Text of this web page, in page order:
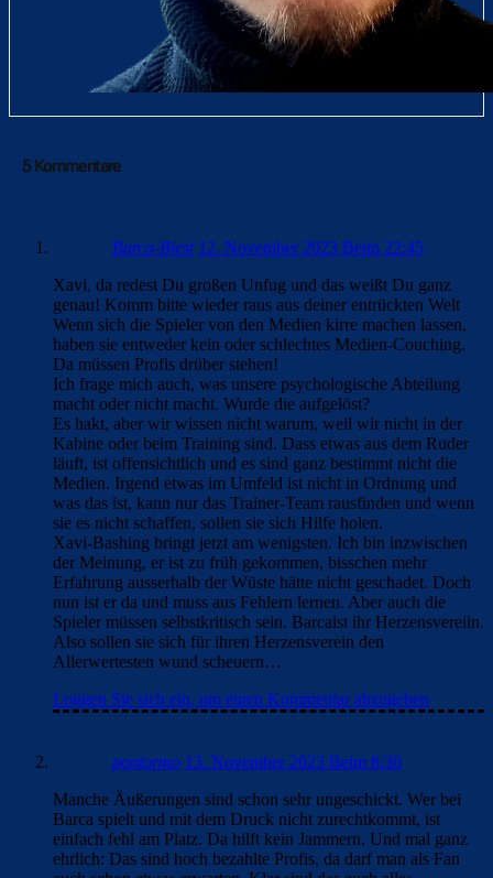
5 Kommentare
Barca-Biest 12. November 2023 Beim 22:45
Xavi, da redest Du großen Unfug und das weißt Du ganz
genau! Komm bitte wieder raus aus deiner entrückten Welt
Wenn sich die Spieler von den Medien kirre machen lassen,
haben sie entweder kein oder schlechtes Medien-Couching.
Da müssen Profis drüber stehen!
Ich frage mich auch, was unsere psychologische Abteilung
macht oder nicht macht. Wurde die aufgelöst?
Es hakt, aber wir wissen nicht warum, weil wir nicht in der
Kabine oder beim Training sind. Dass etwas aus dem Ruder
läuft, ist offensichtlich und es sind ganz bestimmt nicht die
Medien. Irgend etwas im Umfeld ist nicht in Ordnung und
was das ist, kann nur das Trainer-Team rausfinden und wenn
sie es nicht schaffen, sollen sie sich Hilfe holen.
Xavi-Bashing bringt jetzt am wenigsten. Ich bin inzwischen
der Meinung, er ist zu früh gekommen, bisschen mehr
Erfahrung ausserhalb der Wüste hätte nicht geschadet. Doch
nun ist er da und muss aus Fehlern lernen. Aber auch die
Spieler müssen selbstkritisch sein. Barcaist ihr Herzensvereiin.
Also sollen sie sich für ihren Herzensverein den
Allerwertesten wund scheuern…
Loggen Sie sich ein, um einen Kommentar abzugeben
pontormo 13. November 2023 Beim 8:30
Manche Äußerungen sind schon sehr ungeschickt. Wer bei
Barca spielt und mit dem Druck nicht zurechtkommt, ist
einfach fehl am Platz. Da hilft kein Jammern. Und mal ganz
ehrlich: Das sind hoch bezahlte Profis, da darf man als Fan